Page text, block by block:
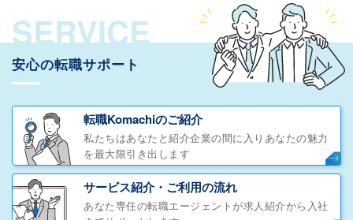
SERVICE
安心の転職サポート
転職Komachiのご紹介
私たちはあなたと紹介企業の間に入りあなたの魅力
を最大限引き出します
サービス紹介・ご利用の流れ
あなた専任の転職エージェントが求人紹介から入社